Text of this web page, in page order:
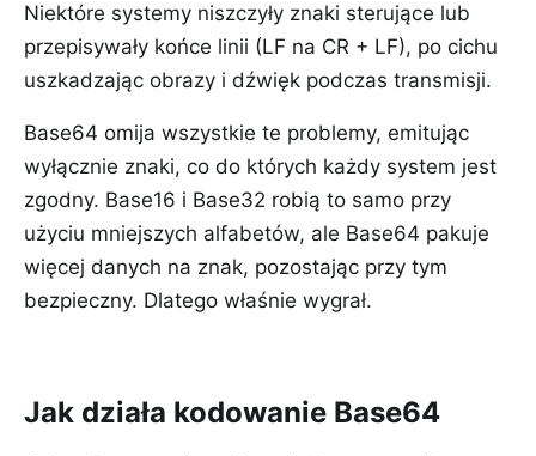
Niektóre systemy niszczyły znaki sterujące lub
przepisywały końce linii (LF na CR + LF), po cichu
uszkadzając obrazy i dźwięk podczas transmisji.
Base64 omija wszystkie te problemy, emitując
wyłącznie znaki, co do których każdy system jest
zgodny. Base16 i Base32 robią to samo przy
użyciu mniejszych alfabetów, ale Base64 pakuje
więcej danych na znak, pozostając przy tym
bezpieczny. Dlatego właśnie wygrał.
Jak działa kodowanie Base64